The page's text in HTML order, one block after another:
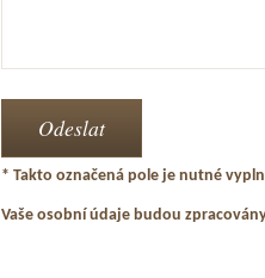
* Takto označená pole je nutné
Vaše osobní údaje budou